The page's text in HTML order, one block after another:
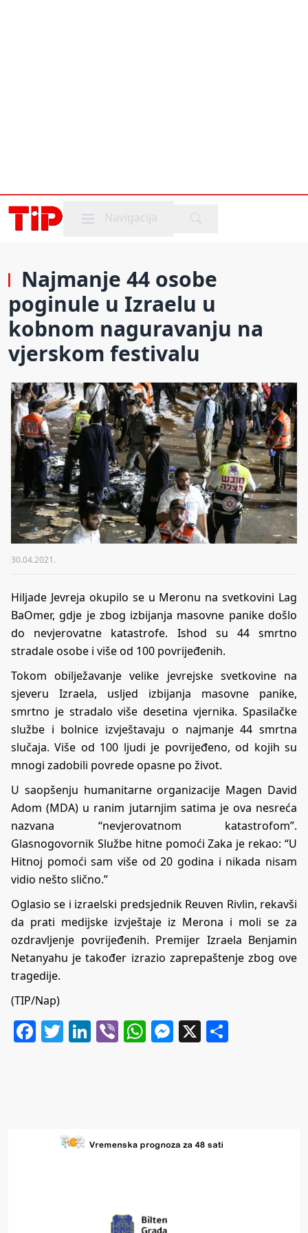
Mobile menu
Navigacija
Najmanje 44 osobe
poginule u Izraelu u
kobnom naguravanju na
vjerskom festivalu
30.04.2021.
Hiljade Jevreja okupilo se u Meronu na svetkovini Lag
BaOmer, gdje je zbog izbijanja masovne panike došlo
do nevjerovatne katastrofe. Ishod su 44 smrtno
stradale osobe i više od 100 povrijeđenih.
Tokom obilježavanje velike jevrejske svetkovine na
sjeveru Izraela, usljed izbijanja masovne panike,
smrtno je stradalo više desetina vjernika. Spasilačke
službe i bolnice izvještavaju o najmanje 44 smrtna
slučaja. Više od 100 ljudi je povrijeđeno, od kojih su
mnogi zadobili povrede opasne po život.
U saopšenju humanitarne organizacije Magen David
Adom (MDA) u ranim jutarnjim satima je ova nesreća
nazvana “nevjerovatnom katastrofom”.
Glasnogovornik Službe hitne pomoći Zaka je rekao: “U
Hitnoj pomoći sam više od 20 godina i nikada nisam
vidio nešto slično.”
Oglasio se i izraelski predsjednik Reuven Rivlin, rekavši
da prati medijske izvještaje iz Merona i moli se za
ozdravljenje povrijeđenih. Premijer Izraela Benjamin
Netanyahu je također izrazio zaprepaštenje zbog ove
tragedije.
(TIP/Nap)
Facebook
Twitter
LinkedIn
ViberWhatsApp
Messenger
X